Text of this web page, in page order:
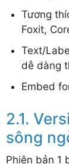
Tương
Foxit,
Text/
dễ dàng
Embed
sông
Phiên bản 1